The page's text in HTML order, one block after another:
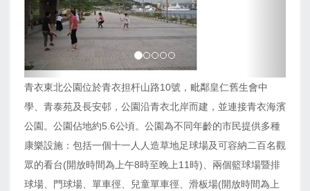
青衣東北公園位於青衣担杆山路10號，毗鄰皇仁舊生會中
學、青泰苑及長安邨，公園沿青衣北岸而建，並連接青衣海濱
公園。公園佔地約5.6公頃。公園為不同年齡的市民提供多種
康樂設施：包括一個十一人人造草地足球場及可容納二百名觀
眾的看台(開放時間為上午8時至晚上11時)、兩個籃球場暨排
球場、門球場、單車徑、兒童單車徑、滑板場(開放時間為上